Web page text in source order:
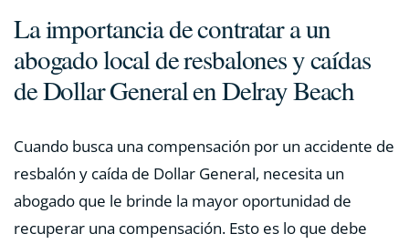
La importancia de contratar a un
abogado local de resbalones y caídas
de Dollar General en Delray Beach
Cuando busca una compensación por un accidente de
resbalón y caída de Dollar General, necesita un
abogado que le brinde la mayor oportunidad de
recuperar una compensación. Esto es lo que debe